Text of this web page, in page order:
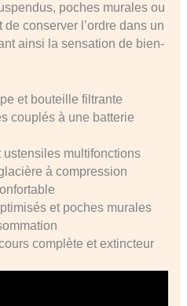
poches murales ou
conserver l’ordre dans un
ainsi la sensation de bien-
et bouteille filtrante
couplés à une batterie
ustensiles multifonctions
à compression
et poches murales
complète et extincteur